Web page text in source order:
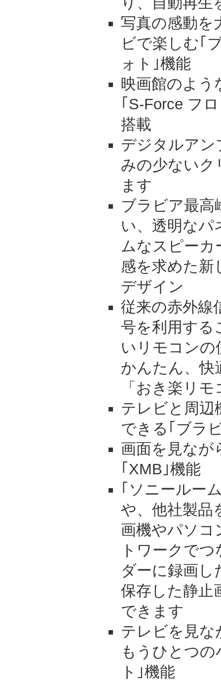
写真の感動を
ビで楽しむ｢
ォト｣機能
映画館のよう
｢S-Force フ
搭載
デジタルアン
みの少ないク
ます
ブラビア最高
い、透明なパ
ムなスピーカ
感を求めた新
デザイン
従来の赤外線
号を利用する
いリモコンの
かんたん、快
「おき楽リ
テレビと周辺
できる｢ブラ
画面を見なが
｢XMB｣機能
｢ソニールー
や、他社製品
画機やパソコ
トワークで
ダーに録画し
保存した静止
できます
テレビを見な
もうひとつ
ト｣機能